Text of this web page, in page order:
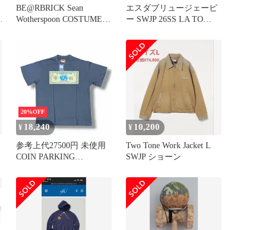
BE@RBRICK Sean
Wotherspoon COSTUME
エスダブリュージェーピ
ー SWJP 26SS LA TO
ツ カットソー 半袖 M ホ
ワイト 白 SW-26SS-027
20%OFF
¥ 18,240
参考上代27500円 未使用
COIN PARKING
CPD T-SHIRT 半袖Tシャ
ツ ショーン・ウォザース
プーン コインパーキング
デリバリー SW-26SS-53 L
（16118M）
¥ 10,200
Two Tone Work Jacket L
SWJP ショーン